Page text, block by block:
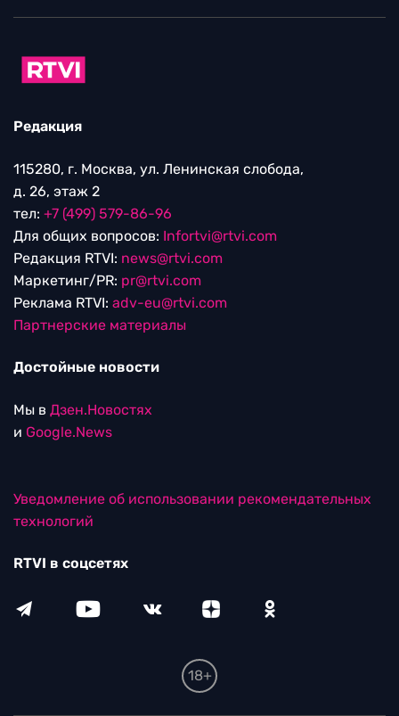
Редакция
115280, г. Москва, ул. Ленинская слобода,
д. 26, этаж 2
тел: +7 (499) 579-86-96
Для общих вопросов: Infortvi@rtvi.com
Редакция RTVI: news@rtvi.com
Маркетинг/PR: pr@rtvi.com
Реклама RTVI: adv-eu@rtvi.com
Партнерские материалы
Достойные новости
Мы в Дзен.Новостях
и Google.News
Уведомление об использовании рекомендательных
технологий
RTVI в соцсетях
18+